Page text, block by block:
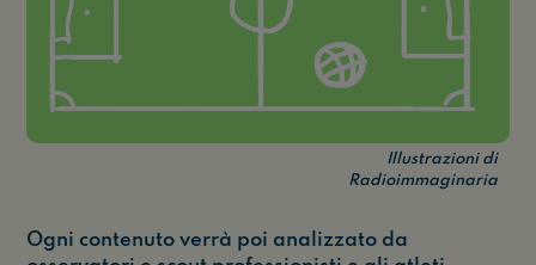
Illustrazioni di
Radioimmaginaria
Ogni contenuto verrà poi analizzato da